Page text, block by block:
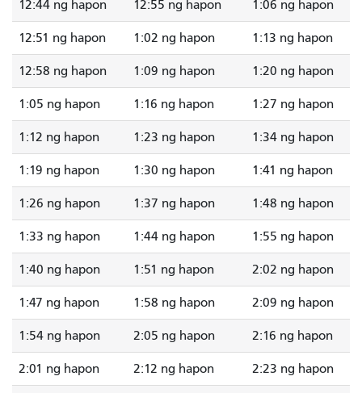
12:44 ng hapon 12:55 ng hapon 1:06 ng hapon
12:51 ng hapon 1:02 ng hapon 1:13 ng hapon
12:58 ng hapon 1:09 ng hapon 1:20 ng hapon
1:05 ng hapon 1:16 ng hapon 1:27 ng hapon
1:12 ng hapon 1:23 ng hapon 1:34 ng hapon
1:19 ng hapon 1:30 ng hapon 1:41 ng hapon
1:26 ng hapon 1:37 ng hapon 1:48 ng hapon
1:33 ng hapon 1:44 ng hapon 1:55 ng hapon
1:40 ng hapon 1:51 ng hapon 2:02 ng hapon
1:47 ng hapon 1:58 ng hapon 2:09 ng hapon
1:54 ng hapon 2:05 ng hapon 2:16 ng hapon
2:01 ng hapon 2:12 ng hapon 2:23 ng hapon